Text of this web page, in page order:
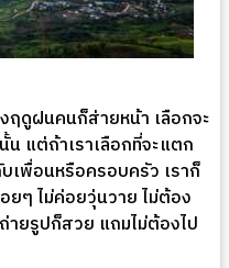
ฤดูฝนคนก็ส่ายหน้า เลือกจะ
แต่ถ้าเราเลือกที่จะแตก
เพื่อนหรือครอบครัว เราก็
ยๆ ไม่ค่อยวุ่นวาย ไม่ต้อง
ายรูปก็สวย แถมไม่ต้องไป